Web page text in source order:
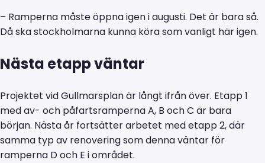
– Ramperna måste öppna igen i augusti. Det är bara så.
Då ska stockholmarna kunna köra som vanligt här igen.
Nästa etapp väntar
Projektet vid Gullmarsplan är långt ifrån över. Etapp 1
med av- och påfartsramperna A, B och C är bara
början. Nästa år fortsätter arbetet med etapp 2, där
samma typ av renovering som denna väntar för
ramperna D och E i området.